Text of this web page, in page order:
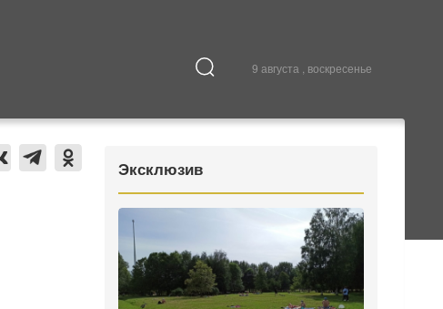
9 августа , воскресенье
Культура
Эксклюзив